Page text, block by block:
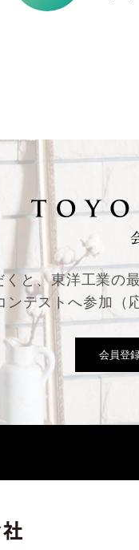
くと、東洋工業の
ンテストへ参加（
会員登